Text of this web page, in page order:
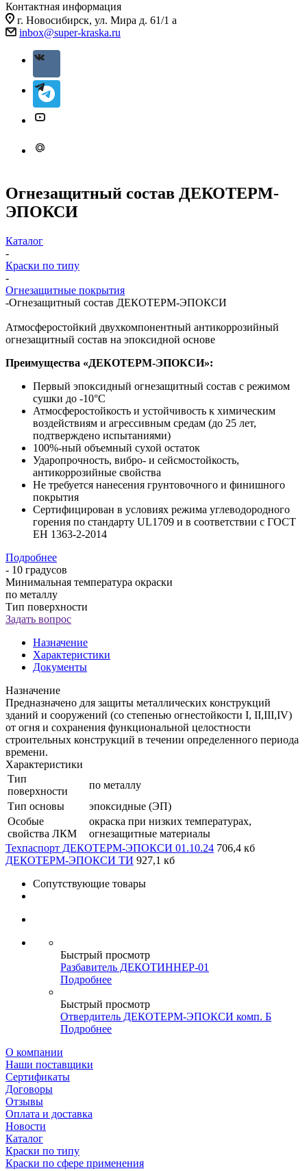
Контактная информация
г. Новосибирск, ул. Мира д. 61/1 а
inbox@super-kraska.ru
Огнезащитный состав ДЕКОТЕРМ-
ЭПОКСИ
Каталог
-
Краски по типу
-
Огнезащитные покрытия
-Огнезащитный состав ДЕКОТЕРМ-ЭПОКСИ
Атмосферостойкий двухкомпонентный антикоррозийный
огнезащитный состав на эпоксидной основе
Преимущества «ДЕКОТЕРМ-ЭПОКСИ»:
Первый эпоксидный огнезащитный состав с режимом
сушки до -10°С
Атмосферостойкость и устойчивость к химическим
воздействиям и агрессивным средам (до 25 лет,
подтверждено испытаниями)
100%-ный объемный сухой остаток
Ударопрочность, вибро- и сейсмостойкость,
антикоррозийные свойства
Не требуется нанесения грунтовочного и финишного
покрытия
Сертифицирован в условиях режима углеводородного
горения по стандарту UL1709 и в соответствии с ГОСТ
ЕН 1363-2-2014
Подробнее
- 10 градусов
Минимальная температура окраски
по металлу
Тип поверхности
Задать вопрос
Назначение
Характеристики
Документы
Назначение
Предназначено для защиты металлических конструкций
зданий и сооружений (со степенью огнестойкости I, II,III,IV)
от огня и сохранения функциональной целостности
строительных конструкций в течении определенного периода
времени.
Характеристики
Тип
поверхности
по металлу
Тип основы
эпоксидные (ЭП)
Особые
свойства ЛКМ
окраска при низких температурах,
огнезащитные материалы
Техпаспорт ДЕКОТЕРМ-ЭПОКСИ 01.10.24 706,4 кб
ДЕКОТЕРМ-ЭПОКСИ ТИ 927,1 кб
Сопутствующие товары
Быстрый просмотр
Разбавитель ДЕКОТИННЕР-01
Подробнее
Быстрый просмотр
Отвердитель ДЕКОТЕРМ-ЭПОКСИ комп. Б
Подробнее
О компании
Наши поставщики
Сертификаты
Договоры
Отзывы
Оплата и доставка
Новости
Каталог
Краски по типу
Краски по сфере применения